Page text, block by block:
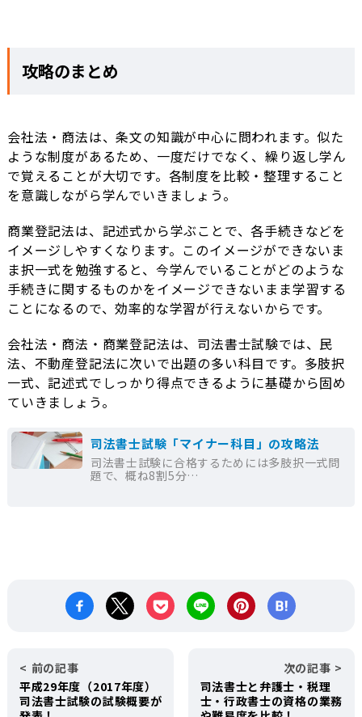
攻略のまとめ
会社法・商法は、条文の知識が中心に問われます。似た
ような制度があるため、一度だけでなく、繰り返し学ん
で覚えることが大切です。各制度を比較・整理すること
を意識しながら学んでいきましょう。
商業登記法は、記述式から学ぶことで、各手続きなどを
イメージしやすくなります。このイメージができないま
ま択一式を勉強すると、今学んでいることがどのような
手続きに関するものかをイメージできないまま学習する
ことになるので、効率的な学習が行えないからです。
会社法・商法・商業登記法は、司法書士試験では、民
法、不動産登記法に次いで出題の多い科目です。多肢択
一式、記述式でしっかり得点できるように基礎から固め
ていきましょう。
司法書士試験「マイナー科目」の攻略法
司法書士試験に合格するためには多肢択一式問
題で、概ね8割5分…
前の記事
平成29年度（2017年度）
司法書士試験の試験概要が
次の記事
司法書士と弁護士・税理
士・行政書士の資格の業務